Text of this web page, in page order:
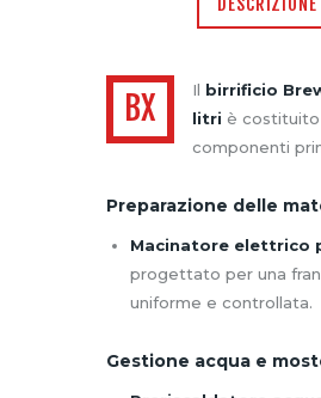
BX Il birrificio
litri è
componenti
Preparazione delle
Macinatore elettrico
progettato per una
uniforme e controllata.
Gestione acqua e